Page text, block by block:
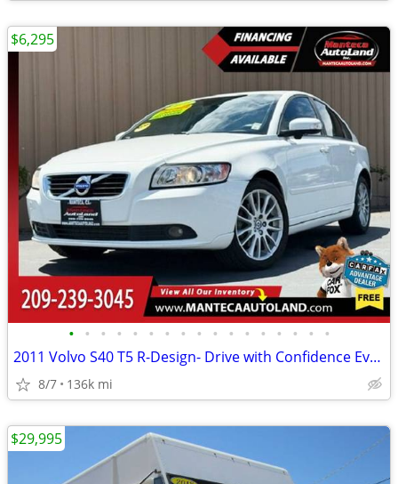
• • • • • • • • • • • • • • • • •
2011 Volvo S40 T5 R-Design- Drive with Confidence Every Mile!
8/7 136k mi
$6,295
$29,995